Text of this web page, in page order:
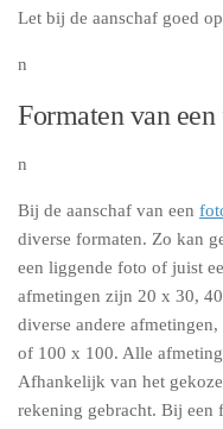
Let bij de aanschaf goed
n
Formaten van
n
Bij de aanschaf van een
diverse formaten. Zo kan
een liggende foto of juist
afmetingen zijn 20 x 30,
diverse andere
of 100 x 100. Alle
Afhankelijk van het
rekening gebracht. Bij